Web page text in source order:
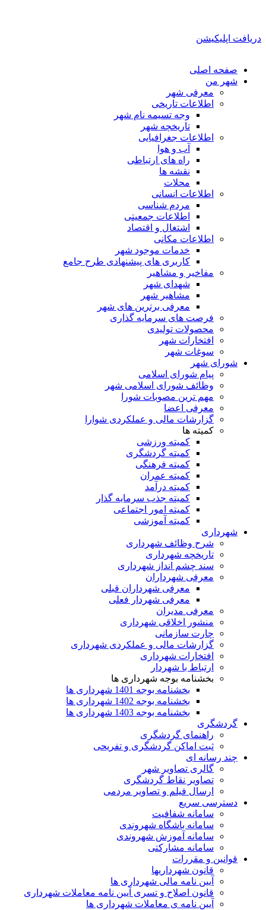
دریافت اپلیکیشن
صفحه اصلی
شهر من
معرفی شهر
اطلاعات تاریخی
وجه تسیمه نام شهر
تاریخچه شهر
اطلاعات جغرافیایی
آب و هوا
راه های ارتباطی
نقشه ها
محلات
اطلاعات انسانی
مردم شناسی
اطلاعات جمعیتی
اشتغال و اقتصاد
اطلاعات مکانی
خدمات موجود شهر
کاربری های پیشنهادی طرح جامع
مفاخیر و مشاهیر
شهدای شهر
مشاهیر شهر
معرفی برترین های شهر
فرصت های سرمایه گذاری
محصولات تولیدی
افتخارات شهر
سوغات شهر
شورای شهر
پیام شورای اسلامی
وظائف شورای اسلامی شهر
مهم ترین مصوبات شورا
معرفی اعضا
گزارشات مالی و عملکردی شوارا
کمیته ها
کمیته ورزشی
کمیته گردشگری
کمیته فرهنگی
کمیته عمران
کمیته درآمد
کمیته جذب سرمایه گذار
کمیته امور اجتماعی
کمیته آموزشی
شهرداری
شرح وظائف شهرداری
تاریخچه شهرداری
سند چشم انداز شهرداری
معرفی شهرداران
معرفی شهرداران قبلی
معرفی شهردار فعلی
معرفی مدیران
منشور اخلاقی شهرداری
چارت سازمانی
گزارشات مالی و عملکردی شهرداری
افتخارات شهرداری
ارتباط با شهردار
بخشنامه بوجه شهرداری ها
بخشنامه بوجه 1401 شهرداری ها
بخشنامه بوجه 1402 شهرداری ها
بخشنامه بوجه 1403 شهرداری ها
گردشگری
راهنمای گردشگری
ثبت اماکن گردشگری و تفریحی
چند رسانه ای
گالری تصاویر شهر
تصاویر نقاط گردشگری
ارسال فیلم و تصاویر مردمی
دسترسی سریع
سامانه شفافیت
سامانه باشگاه شهروندی
سامانه آموزش شهروندی
سامانه مشارکتی
قوانین و مقررات
قانون شهرداریها
آیین نامه مالی شهرداری ها
قانون اصلاح و تسری آیین نامه معاملات شهرداری
آیین نامه ی معاملات شهرداری ها